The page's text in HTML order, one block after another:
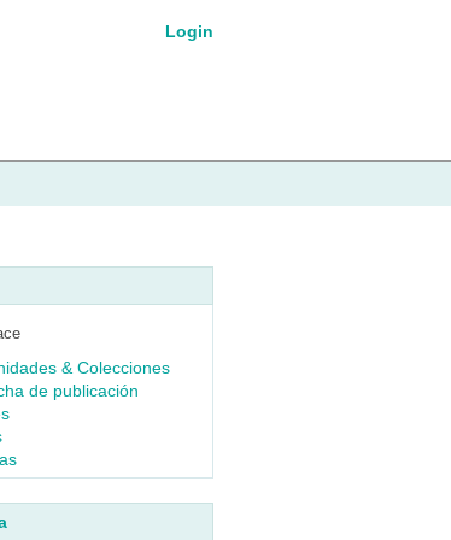
Login
& Colecciones
de publicación